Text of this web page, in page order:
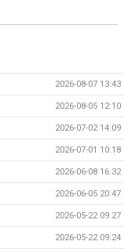
2026-08-07 13:43
2026-08-05 12:10
2026-07-02 14:09
2026-07-01 10:18
2026-06-08 16:32
2026-06-05 20:47
2026-05-22 09:27
2026-05-22 09:24